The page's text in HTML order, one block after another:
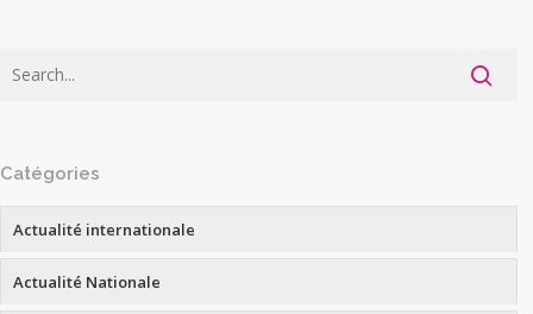
Catégories
Actualité internationale
Actualité Nationale